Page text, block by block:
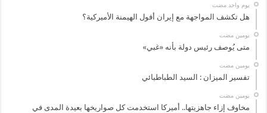
‏يوم واحد مضت
هل تكشف المواجهة مع إيران أفول الهيمنة الأميركية؟
‏يومين مضت
متى يُوصف رئيس دولة بأنه «غبي»
‏يومين مضت
تفسير الميزان : السيد الطباطبائي
‏يومين مضت
مخاوف إزاء جاهزيتها.. أميركا استخدمت كل صواريخها بعيدة المدى في